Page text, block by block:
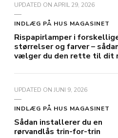
UPDATED ON APRIL 29, 2026
INDLÆG PÅ HUS MAGASINET
Rispapirlamper i
størrelser og farver –
vælger du den rette til dit
UPDATED ON JUNI 9, 2026
INDLÆG PÅ HUS MAGASINET
Sådan installerer du en
rørvandlås trin-for-trin